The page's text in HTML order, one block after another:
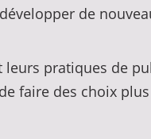
de
pratiques de
faire des choix